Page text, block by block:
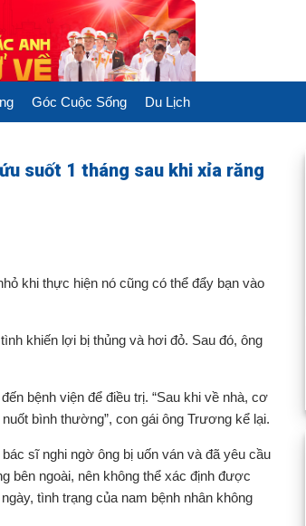
Góc Cuộc Sống Du Lịch
suốt 1 tháng sau khi xỉa răng
khi thực hiện nó cũng có thể đẩy bạn vào
khiến lợi bị thủng và hơi đỏ. Sau đó, ông
bệnh viện để điều trị. “Sau khi về nhà, cơ
bình thường”, con gái ông Trương kể lại.
sĩ nghi ngờ ông bị uốn ván và đã yêu cầu
bên ngoài, nên không thể xác định được
tình trạng của nam bệnh nhân không